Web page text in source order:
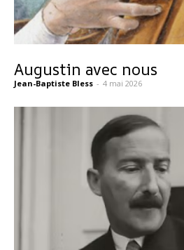
Augustin avec nous
Jean-Baptiste Bless - 4 mai 2026